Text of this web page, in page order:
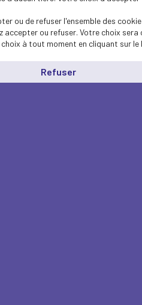
ou de refuser l'ensemble des
ou refuser. Votre choix
à tout moment en cliquant sur le
Refuser